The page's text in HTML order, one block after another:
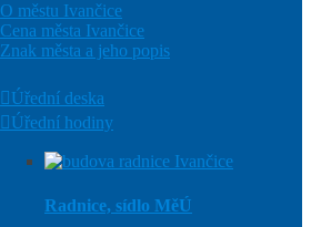
O městu Ivančice
Cena města Ivančice
Znak města a jeho popis
Úřední deska
Úřední hodiny
Radnice, sídlo MěÚ